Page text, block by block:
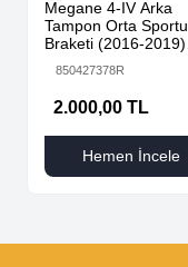
Megane 4-IV Arka
Tampon Orta Sportu
Braketi (2016-2019)
Mais
850427378R
2.000,00 TL
Hemen İncele